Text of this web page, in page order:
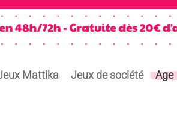
Mattika Jeux de société Age